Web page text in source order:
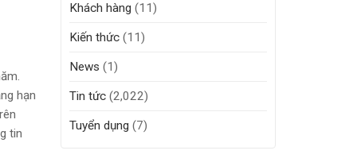
hạn
tin
Khách hàng (11)
Kiến thức (11)
News (1)
Tin tức (2,022)
Tuyển dụng (7)